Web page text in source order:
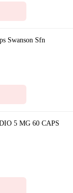
Swanson Sfn
5 MG 60 CAPS